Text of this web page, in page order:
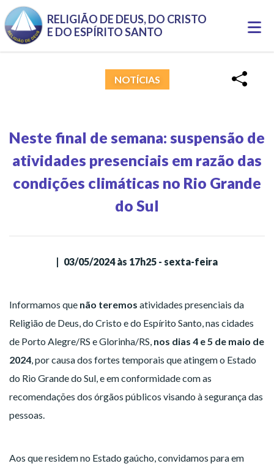
Pular para o conteúdo principal
RELIGIÃO DE DEUS, DO CRISTO
E DO ESPÍRITO SANTO
NOTÍCIAS
Neste final de semana: suspensão de
atividades presenciais em razão das
condições climáticas no Rio Grande
do Sul
| 03/05/2024 às 17h25 - sexta-feira
Informamos que não teremos atividades presenciais da
Religião de Deus, do Cristo e do Espírito Santo, nas cidades
de Porto Alegre/RS e Glorinha/RS, nos dias 4 e 5 de maio de
2024, por causa dos fortes temporais que atingem o Estado
do Rio Grande do Sul, e em conformidade com as
recomendações dos órgãos públicos visando à segurança das
pessoas.
Aos que residem no Estado gaúcho, convidamos para em